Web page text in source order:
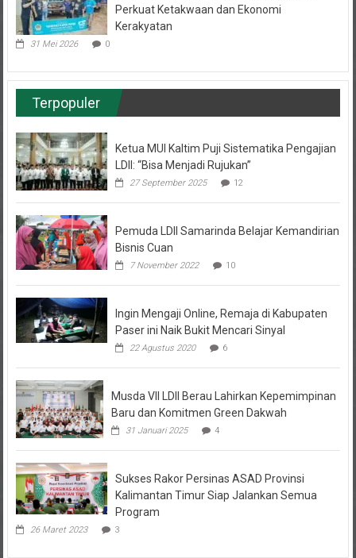
Kerakyatan
31 Mei 2026 0
Terpopuler
LDII: “Bisa Menjadi Rujukan”
27 September 2025 12
Bisnis Cuan
7 November 2022
Paser ini Naik Bukit Mencari Sinyal
22 Agustus 2020 6
Baru dan Komitmen Green Dakwah
31 Januari 2025 4
Kalimantan Timur Siap Jalankan Semua
Program
26 Maret 2023 3